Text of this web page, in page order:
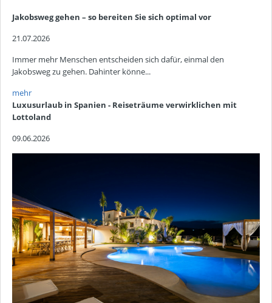
Jakobsweg gehen – so bereiten Sie sich optimal vor
21.07.2026
Immer mehr Menschen entscheiden sich dafür, einmal den
Jakobsweg zu gehen. Dahinter könne...
mehr
Luxusurlaub in Spanien - Reiseträume verwirklichen mit
Lottoland
09.06.2026